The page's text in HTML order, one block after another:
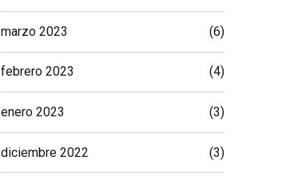
marzo 2023 (6)
febrero 2023 (4)
enero 2023 (3)
diciembre 2022 (3)